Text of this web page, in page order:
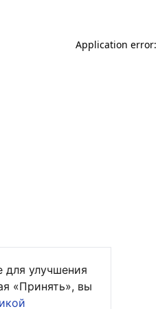
Application
улучшения
«Принять», вы